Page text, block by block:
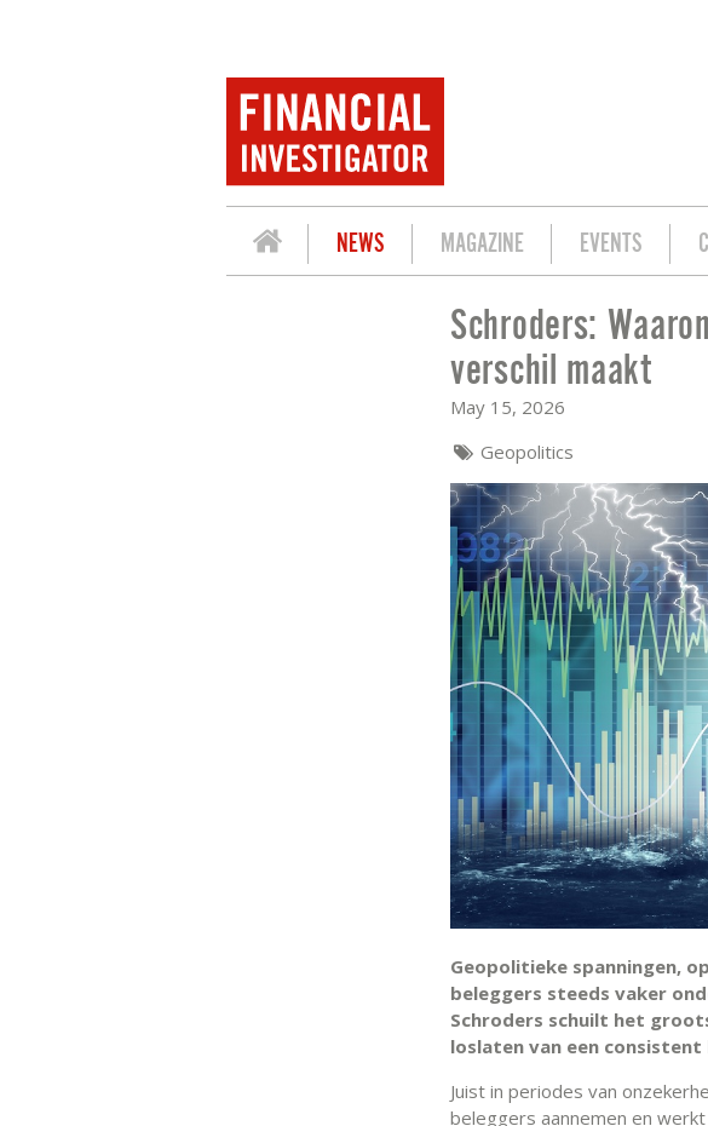
NEWS MAGAZINE EVENTS
SCHRODERS: WAAROM JUIST IN CRISISTIJD
Schroders:
verschil maakt
May 15, 2026
Geopolitics
Geopolitieke spanningen,
beleggers steeds vaker
Schroders schuilt het
loslaten van een
Juist in periodes van
beleggers aannemen en